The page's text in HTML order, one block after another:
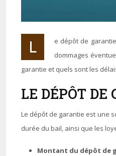
Le dépôt de garantie est une somme d’argent versée par le locataire au propriétaire au moment de la signature du contrat de location. Il représente une garantie pour le propriétaire contre les
dommages
garantie et quels sont les
LE DÉPÔT
Le dépôt de garantie est une
durée du bail, ainsi que les
Montant du dépôt de